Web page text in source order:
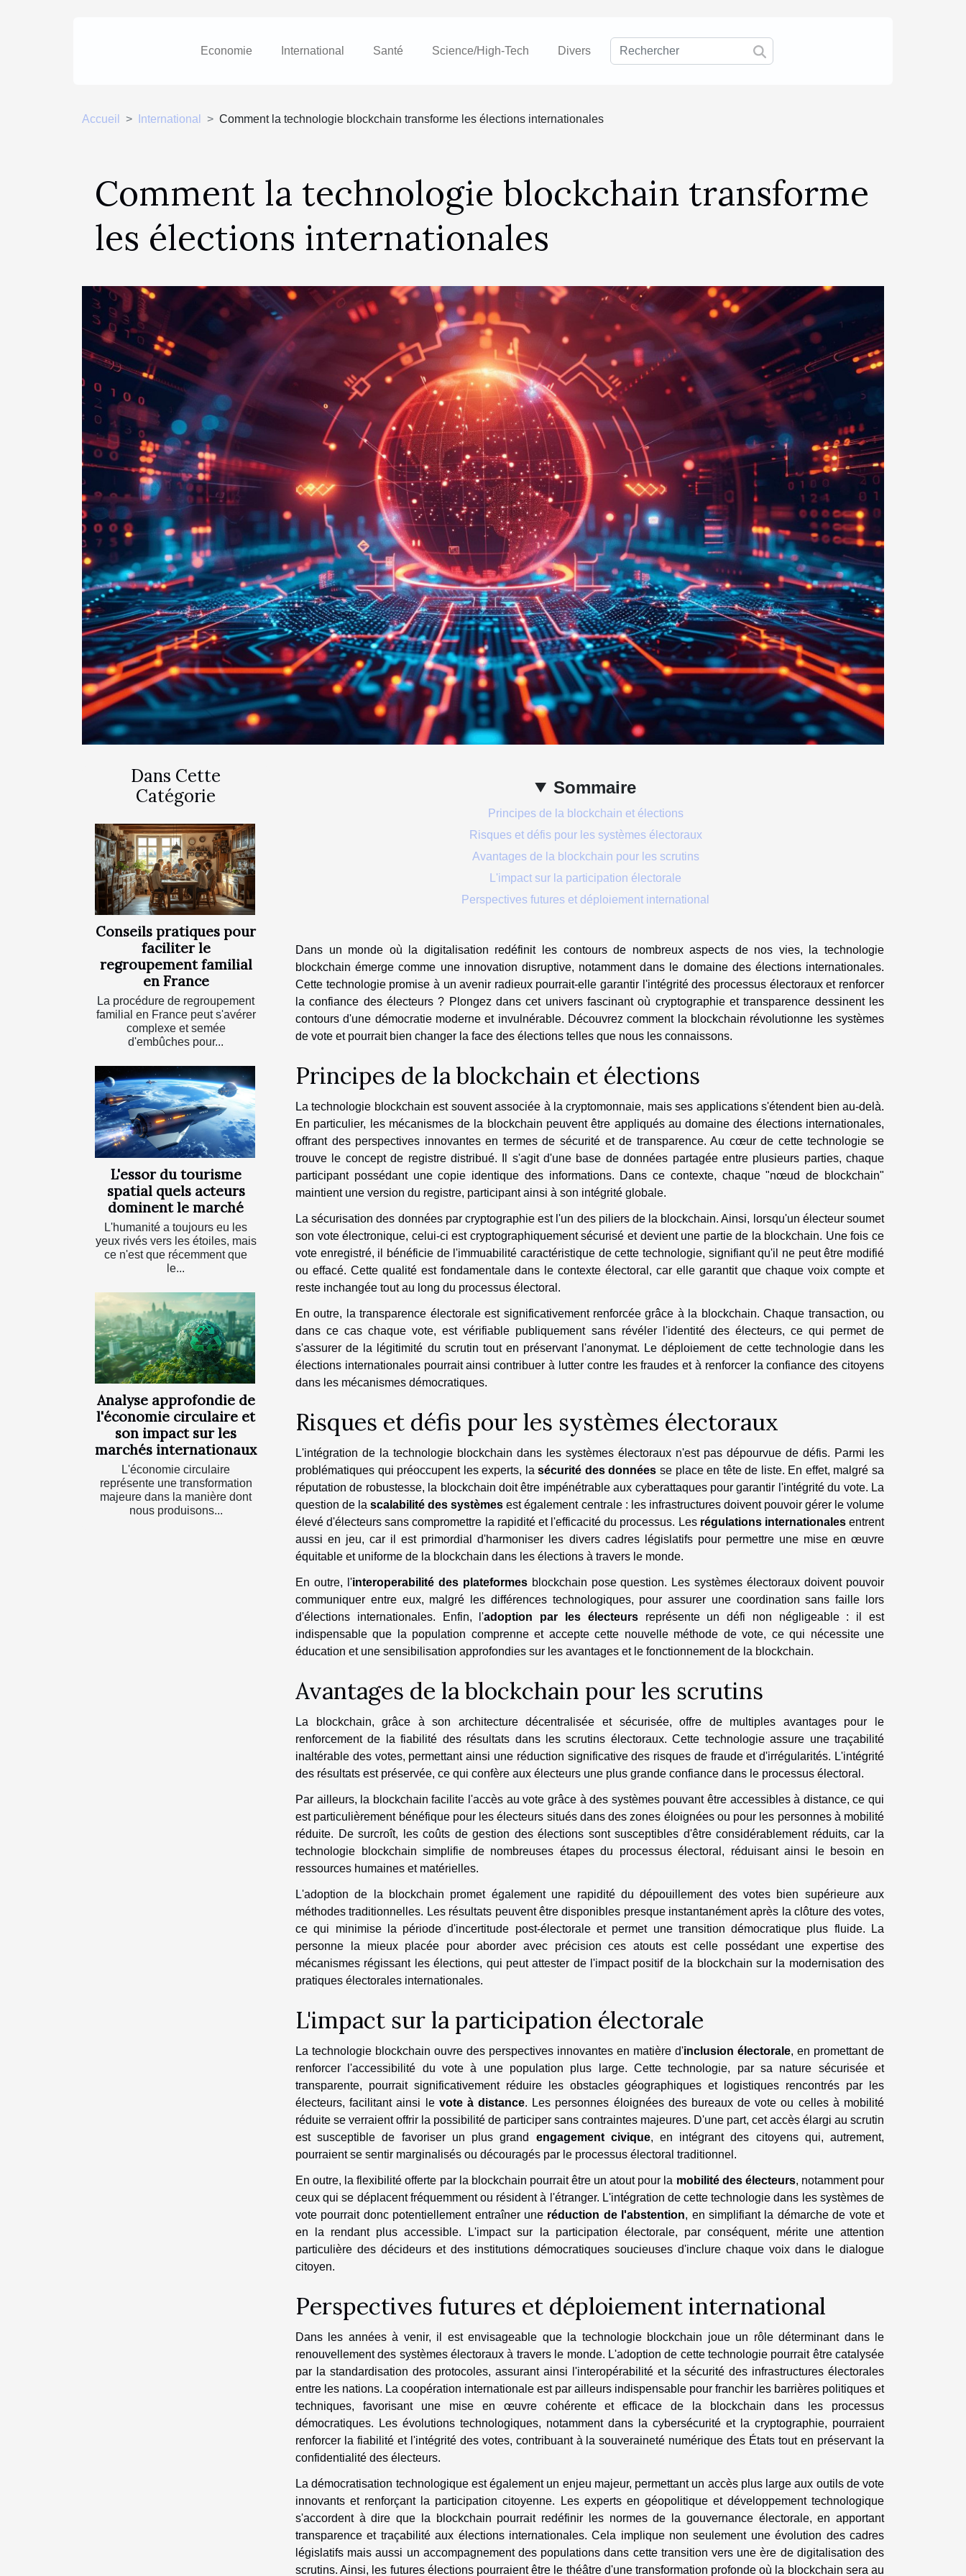
Economie International Santé Science/High-Tech Divers
Accueil International Comment la technologie blockchain transforme les élections internationales
Comment la technologie blockchain transforme
les élections internationales
Dans Cette
Catégorie
Conseils pratiques pour
faciliter le
regroupement familial
en France
La procédure de regroupement
familial en France peut s'avérer
complexe et semée
d'embûches pour...
L'essor du tourisme
spatial quels acteurs
dominent le marché
L'humanité a toujours eu les
yeux rivés vers les étoiles, mais
ce n'est que récemment que
le...
Analyse approfondie de
l'économie circulaire et
son impact sur les
marchés internationaux
L'économie circulaire
représente une transformation
majeure dans la manière dont
nous produisons...
Sommaire
Principes de la blockchain et élections
Risques et défis pour les systèmes électoraux
Avantages de la blockchain pour les scrutins
L'impact sur la participation électorale
Perspectives futures et déploiement international
Dans un monde où la digitalisation redéfinit les contours de nombreux aspects de nos vies, la technologie
blockchain émerge comme une innovation disruptive, notamment dans le domaine des élections internationales.
Cette technologie promise à un avenir radieux pourrait-elle garantir l'intégrité des processus électoraux et renforcer
la confiance des électeurs ? Plongez dans cet univers fascinant où cryptographie et transparence dessinent les
contours d'une démocratie moderne et invulnérable. Découvrez comment la blockchain révolutionne les systèmes
de vote et pourrait bien changer la face des élections telles que nous les connaissons.
Principes de la blockchain et élections
La technologie blockchain est souvent associée à la cryptomonnaie, mais ses applications s'étendent bien au-delà.
En particulier, les mécanismes de la blockchain peuvent être appliqués au domaine des élections internationales,
offrant des perspectives innovantes en termes de sécurité et de transparence. Au cœur de cette technologie se
trouve le concept de registre distribué. Il s'agit d'une base de données partagée entre plusieurs parties, chaque
participant possédant une copie identique des informations. Dans ce contexte, chaque "nœud de blockchain"
maintient une version du registre, participant ainsi à son intégrité globale.
La sécurisation des données par cryptographie est l'un des piliers de la blockchain. Ainsi, lorsqu'un électeur soumet
son vote électronique, celui-ci est cryptographiquement sécurisé et devient une partie de la blockchain. Une fois ce
vote enregistré, il bénéficie de l'immuabilité caractéristique de cette technologie, signifiant qu'il ne peut être modifié
ou effacé. Cette qualité est fondamentale dans le contexte électoral, car elle garantit que chaque voix compte et
reste inchangée tout au long du processus électoral.
En outre, la transparence électorale est significativement renforcée grâce à la blockchain. Chaque transaction, ou
dans ce cas chaque vote, est vérifiable publiquement sans révéler l'identité des électeurs, ce qui permet de
s'assurer de la légitimité du scrutin tout en préservant l'anonymat. Le déploiement de cette technologie dans les
élections internationales pourrait ainsi contribuer à lutter contre les fraudes et à renforcer la confiance des citoyens
dans les mécanismes démocratiques.
Risques et défis pour les systèmes électoraux
L'intégration de la technologie blockchain dans les systèmes électoraux n'est pas dépourvue de défis. Parmi les
problématiques qui préoccupent les experts, lasécurité des données se place en tête de liste. En effet, malgré sa
réputation de robustesse, la blockchain doit être impénétrable aux cyberattaques pour garantir l'intégrité du vote. La
question de lascalabilité des systèmes est également centrale : les infrastructures doivent pouvoir gérer le volume
élevé d'électeurs sans compromettre la rapidité et l'efficacité du processus. Les régulations internationalesentrent
aussi en jeu, car il est primordial d'harmoniser les divers cadres législatifs pour permettre une mise en œuvre
équitable et uniforme de la blockchain dans les élections à travers le monde.
En outre, l'interoperabilité des plateformesblockchain pose question. Les systèmes électoraux doivent pouvoir
communiquer entre eux, malgré les différences technologiques, pour assurer une coordination sans faille lors
d'élections internationales. Enfin, l'adoption par les électeursreprésente un défi non négligeable : il est
indispensable que la population comprenne et accepte cette nouvelle méthode de vote, ce qui nécessite une
éducation et une sensibilisation approfondies sur les avantages et le fonctionnement de la blockchain.
Avantages de la blockchain pour les scrutins
La blockchain, grâce à son architecture décentralisée et sécurisée, offre de multiples avantages pour le
renforcement de la fiabilité des résultats dans les scrutins électoraux. Cette technologie assure une traçabilité
inaltérable des votes, permettant ainsi une réduction significative des risques de fraude et d'irrégularités. L'intégrité
des résultats est préservée, ce qui confère aux électeurs une plus grande confiance dans le processus électoral.
Par ailleurs, la blockchain facilite l'accès au vote grâce à des systèmes pouvant être accessibles à distance, ce qui
est particulièrement bénéfique pour les électeurs situés dans des zones éloignées ou pour les personnes à mobilité
réduite. De surcroît, les coûts de gestion des élections sont susceptibles d'être considérablement réduits, car la
technologie blockchain simplifie de nombreuses étapes du processus électoral, réduisant ainsi le besoin en
ressources humaines et matérielles.
L'adoption de la blockchain promet également une rapidité du dépouillement des votes bien supérieure aux
méthodes traditionnelles. Les résultats peuvent être disponibles presque instantanément après la clôture des votes,
ce qui minimise la période d'incertitude post-électorale et permet une transition démocratique plus fluide. La
personne la mieux placée pour aborder avec précision ces atouts est celle possédant une expertise des
mécanismes régissant les élections, qui peut attester de l'impact positif de la blockchain sur la modernisation des
pratiques électorales internationales.
L'impact sur la participation électorale
La technologie blockchain ouvre des perspectives innovantes en matière d'inclusion électorale, en promettant de
renforcer l'accessibilité du vote à une population plus large. Cette technologie, par sa nature sécurisée et
transparente, pourrait significativement réduire les obstacles géographiques et logistiques rencontrés par les
électeurs, facilitant ainsi le vote à distance. Les personnes éloignées des bureaux de vote ou celles à mobilité
réduite se verraient offrir la possibilité de participer sans contraintes majeures. D'une part, cet accès élargi au scrutin
est susceptible de favoriser un plus grand engagement civique, en intégrant des citoyens qui, autrement,
pourraient se sentir marginalisés ou découragés par le processus électoral traditionnel.
En outre, la flexibilité offerte par la blockchain pourrait être un atout pour la mobilité des électeurs, notamment pour
ceux qui se déplacent fréquemment ou résident à l'étranger. L'intégration de cette technologie dans les systèmes de
vote pourrait donc potentiellement entraîner une réduction de l'abstention, en simplifiant la démarche de vote et
en la rendant plus accessible. L'impact sur la participation électorale, par conséquent, mérite une attention
particulière des décideurs et des institutions démocratiques soucieuses d'inclure chaque voix dans le dialogue
citoyen.
Perspectives futures et déploiement international
Dans les années à venir, il est envisageable que la technologie blockchain joue un rôle déterminant dans le
renouvellement des systèmes électoraux à travers le monde. L'adoption de cette technologie pourrait être catalysée
par la standardisation des protocoles, assurant ainsi l'interopérabilité et la sécurité des infrastructures électorales
entre les nations. La coopération internationale est par ailleurs indispensable pour franchir les barrières politiques et
techniques, favorisant une mise en œuvre cohérente et efficace de la blockchain dans les processus
démocratiques. Les évolutions technologiques, notamment dans la cybersécurité et la cryptographie, pourraient
renforcer la fiabilité et l'intégrité des votes, contribuant à la souveraineté numérique des États tout en préservant la
confidentialité des électeurs.
La démocratisation technologique est également un enjeu majeur, permettant un accès plus large aux outils de vote
innovants et renforçant la participation citoyenne. Les experts en géopolitique et développement technologique
s'accordent à dire que la blockchain pourrait redéfinir les normes de la gouvernance électorale, en apportant
transparence et traçabilité aux élections internationales. Cela implique non seulement une évolution des cadres
législatifs mais aussi un accompagnement des populations dans cette transition vers une ère de digitalisation des
scrutins. Ainsi, les futures élections pourraient être le théâtre d'une transformation profonde où la blockchain sera au